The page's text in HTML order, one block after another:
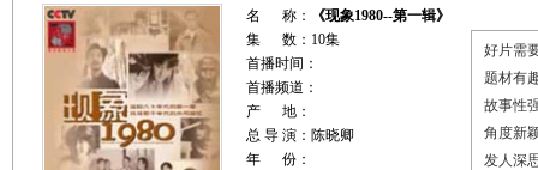
名 称：
《现象1980--第一辑》
集 数：10集
首播时间：
首播频道：
产 地：
总 导 演：陈晓卿
年 份：
好片需
题材有
故事性
角度新
发人深